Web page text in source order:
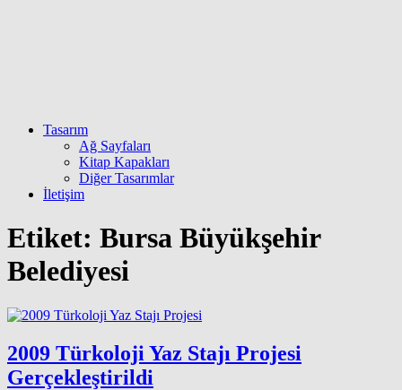
Tasarım
Ağ Sayfaları
Kitap Kapakları
Diğer Tasarımlar
İletişim
Etiket: Bursa Büyükşehir
Belediyesi
2009 Türkoloji Yaz Stajı Projesi
Gerçekleştirildi